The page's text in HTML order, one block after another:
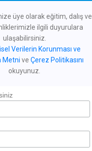
üye olarak eğitim, dalış ve
ilgili duyurulara
ulaşabilirsiniz.
Verilerin Korunması ve
Metni veÇerez Politikasını
okuyunuz.